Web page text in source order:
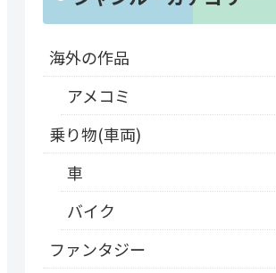
海外の作品
アメコミ
乗り物(車両)
車
バイク
ファンタジー